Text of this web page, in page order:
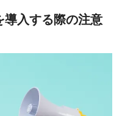
導入する際の注意